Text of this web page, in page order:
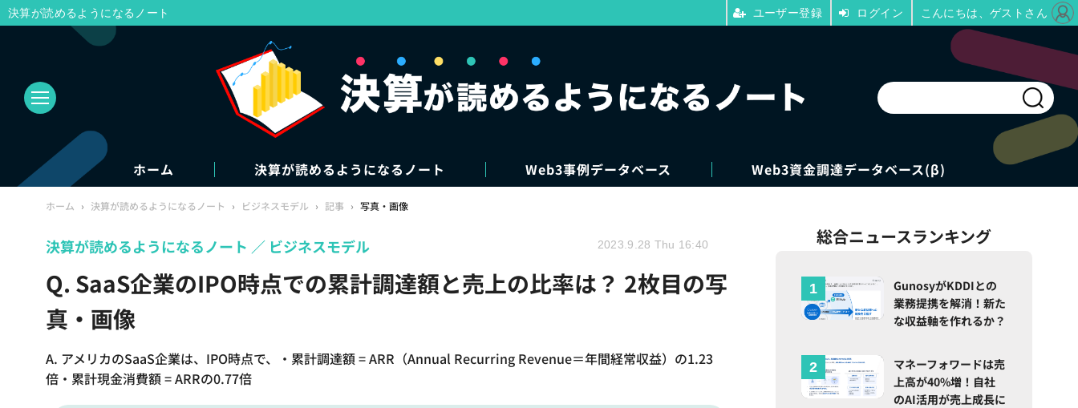
ホーム 決算が読めるようになるノート Web3事例データベース Web3資金調達データベース(β)
ホーム › 決算が読めるようになるノート › ビジネスモデル › 記事 › 写真・画像
Q. SaaS企業のIPO時点での累計調達額と売上の比率は？ 2枚目の写
真・画像
A. アメリカのSaaS企業は、IPO時点で、・累計調達額 = ARR（Annual Recurring Revenue＝年間経常収益）の1.23
倍・累計現金消費額 = ARRの0.77倍
決算が読めるようになるノート ビジネスモデル 2023.9.28 Thu 16:40 総合ニュースランキング
GunosyがKDDIとの
業務提携を解消！新た
な収益軸を作れるか？
マネーフォワードは売
上高が40%増！自社
のAI活用が売上成長に
決算が読めるようになるノート ユーザー登録 ログイン こんにちは、ゲストさん